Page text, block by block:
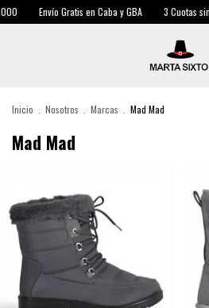
en Caba y GBA 3 Cuotas sin interès y 6
Inicio Nosotros Marcas Mad Mad
Mad Mad